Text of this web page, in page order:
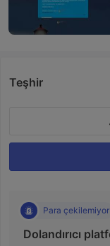
Teşhir
Para çekilemiyor